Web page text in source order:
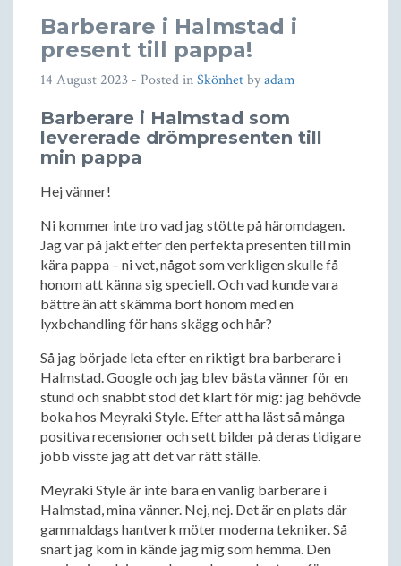
Barberare i Halmstad i
present till pappa!
14 August 2023 - Posted inSkönhetbyadam
Barberare i Halmstad som
levererade drömpresenten till
min pappa
Hej vänner!
Ni kommer inte tro vad jag stötte på häromdagen.
Jag var på jakt efter den perfekta presenten till min
kära pappa – ni vet, något som verkligen skulle få
honom att känna sig speciell. Och vad kunde vara
bättre än att skämma bort honom med en
lyxbehandling för hans skägg och hår?
Så jag började leta efter en riktigt bra barberare i
Halmstad. Google och jag blev bästa vänner för en
stund och snabbt stod det klart för mig: jag behövde
boka hos Meyraki Style. Efter att ha läst så många
positiva recensioner och sett bilder på deras tidigare
jobb visste jag att det var rätt ställe.
Meyraki Style är inte bara en vanlig barberare i
Halmstad, mina vänner. Nej, nej. Det är en plats där
gammaldags hantverk möter moderna tekniker. Så
snart jag kom in kände jag mig som hemma. Den